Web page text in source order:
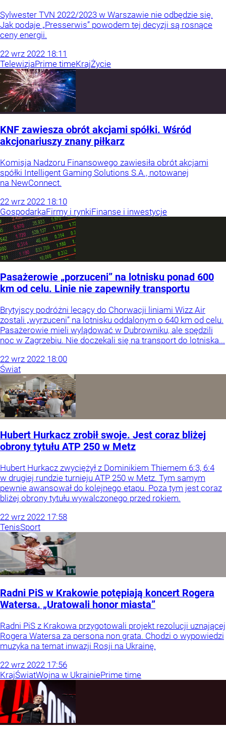
Sylwester TVN 2022/2023 w Warszawie nie odbędzie się.
Jak podaje „Presserwis” powodem tej decyzji są rosnące
ceny energii.
22 wrz 2022 18:11
TelewizjaPrime timeKrajŻycie
KNF zawiesza obrót akcjami spółki. Wśród
akcjonariuszy znany piłkarz
Komisja Nadzoru Finansowego zawiesiła obrót akcjami
spółki Intelligent Gaming Solutions S.A., notowanej
na NewConnect.
22 wrz 2022 18:10
GospodarkaFirmy i rynkiFinanse i inwestycje
Pasażerowie „porzuceni” na lotnisku ponad 600
km od celu. Linie nie zapewniły transportu
Brytyjscy podróżni lecący do Chorwacji liniami Wizz Air
zostali „wyrzuceni” na lotnisku oddalonym o 640 km od celu.
Pasażerowie mieli wylądować w Dubrowniku, ale spędzili
noc w Zagrzebiu. Nie doczekali się na transport do lotniska...
22 wrz 2022 18:00
Świat
Hubert Hurkacz zrobił swoje. Jest coraz bliżej
obrony tytułu ATP 250 w Metz
Hubert Hurkacz zwyciężył z Dominikiem Thiemem 6:3, 6:4
w drugiej rundzie turnieju ATP 250 w Metz. Tym samym
pewnie awansował do kolejnego etapu. Poza tym jest coraz
bliżej obrony tytułu wywalczonego przed rokiem.
22 wrz 2022 17:58
TenisSport
Radni PiS w Krakowie potępiają koncert Rogera
Watersa. „Uratowali honor miasta”
Radni PiS z Krakowa przygotowali projekt rezolucji uznającej
Rogera Watersa za persona non grata. Chodzi o wypowiedzi
muzyka na temat inwazji Rosji na Ukrainę.
22 wrz 2022 17:56
KrajŚwiatWojna w UkrainiePrime time